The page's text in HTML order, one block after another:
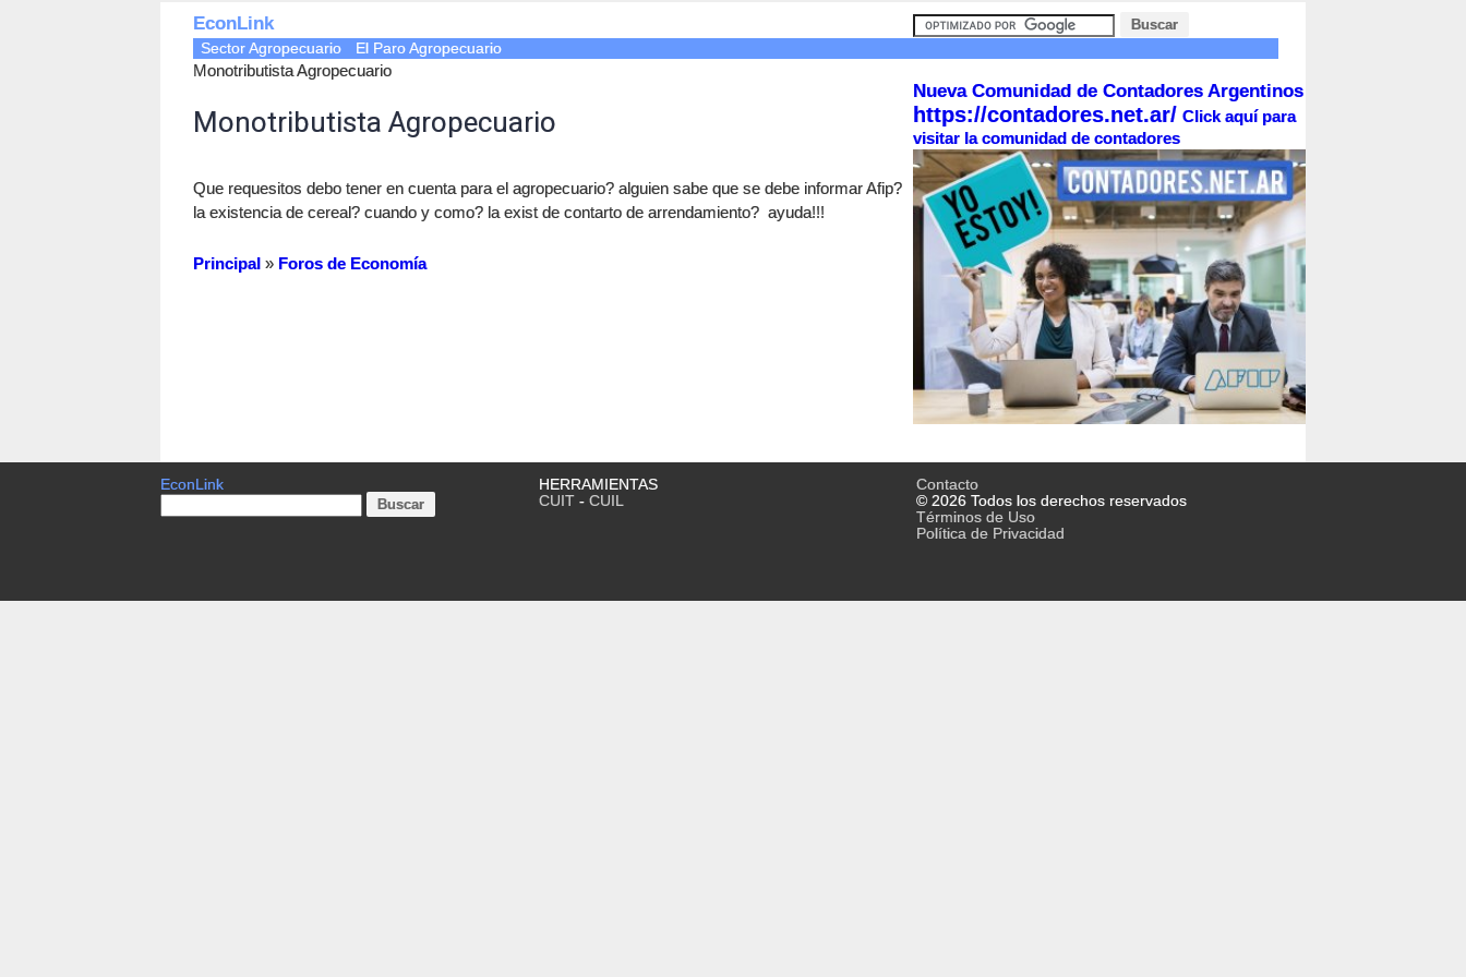
EconLink
Sector Agropecuario El Paro Agropecuario
Monotributista Agropecuario
Monotributista Agropecuario
Que requesitos debo tener en cuenta para el agropecuario? alguien sabe que se debe informar Afip?
la existencia de cereal? cuando y como? la exist de contarto de arrendamiento? ayuda!!!
Principal » Foros de Economía
Nueva Comunidad de Contadores Argentinos
https://contadores.net.ar/ Click aquí para
visitar la comunidad de contadores
EconLink
HERRAMIENTAS
CUIT- CUIL
Contacto
© 2026 Todos los derechos reservados
Términos de Uso
Política de Privacidad